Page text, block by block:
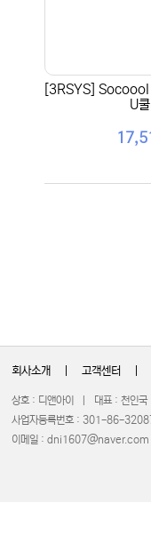
[3RSYS]
U쿨
회사소개 고객센터
상호 : 디앤아이 | 대표 : 천인국
사업자등록번호 : 301-86-
이메일 : dni1607@naver.com